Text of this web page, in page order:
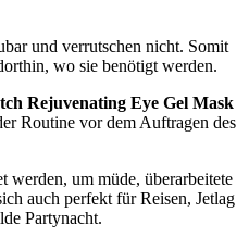
und verrutschen nicht. Somit
wo sie benötigt werden.
Rejuvenating Eye Gel Mask
Routine vor dem Auftragen des
werden, um müde, überarbeitete
auch perfekt für Reisen, Jetlag
Partynacht.